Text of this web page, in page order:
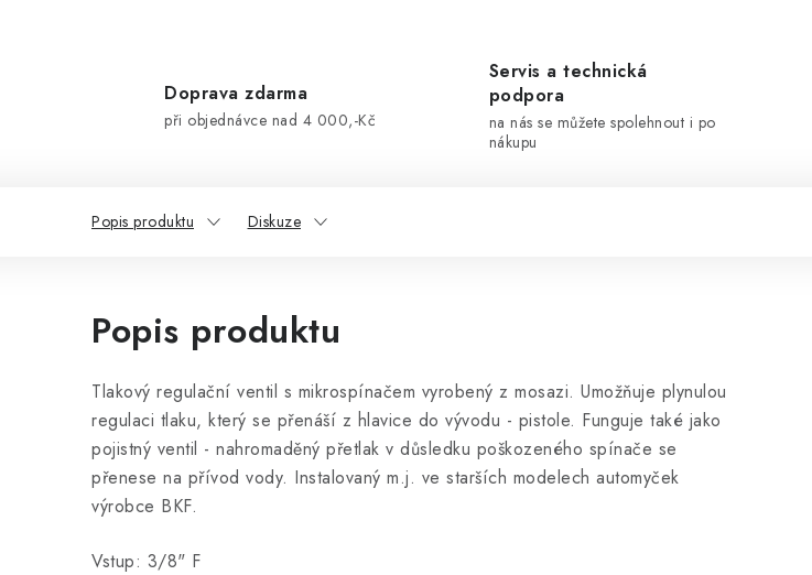
Doprava zdarma
při objednávce nad 4 000,-Kč
Servis a technická
podpora
na nás se můžete spolehnout i po
nákupu
Popis produktu Diskuze
Popis produktu
Tlakový regulační ventil s mikrospínačem vyrobený z mosazi. Umožňuje plynulou
regulaci tlaku, který se přenáší z hlavice do vývodu - pistole. Funguje také jako
pojistný ventil - nahromaděný přetlak v důsledku poškozeného spínače se
přenese na přívod vody. Instalovaný m.j. ve starších modelech automyček
výrobce BKF.
Vstup: 3/8" F